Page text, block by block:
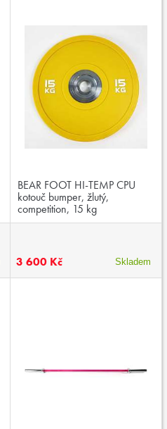
BEAR FOOT HI-TEMP CPU
kotouč bumper, žlutý,
competition, 15 kg
3 600 Kč Skladem